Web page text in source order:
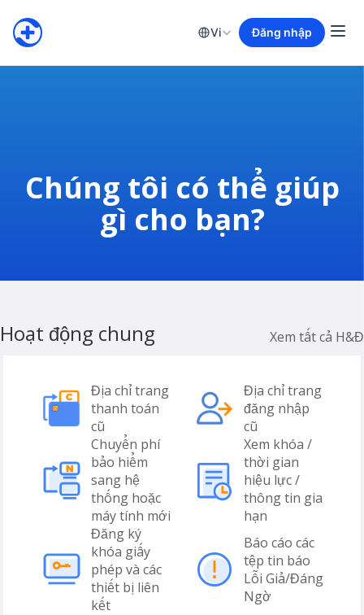
Vi Đăng nhập
Chúng tôi có thể giúp
gì cho bạn?
Hoạt động chung Xem tất cả H&Đ
Địa chỉ trang
thanh toán
cũ
Địa chỉ trang
đăng nhập
cũ
Chuyển phí
bảo hiểm
sang hệ
thống hoặc
máy tính mới
Xem khóa /
thời gian
hiệu lực /
thông tin gia
hạn
Đăng ký
khóa giấy
phép và các
thiết bị liên
kết
Báo cáo các
tệp tin báo
Lỗi Giả/Đáng
Ngờ